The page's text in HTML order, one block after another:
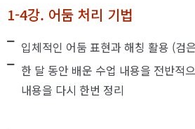
1-4강. 어둠 처리 기법
입체적인 어둠 표현과 해칭 활용 (검
한 달 동안 배운 수업 내용을 전반적
내용을 다시 한번 정리